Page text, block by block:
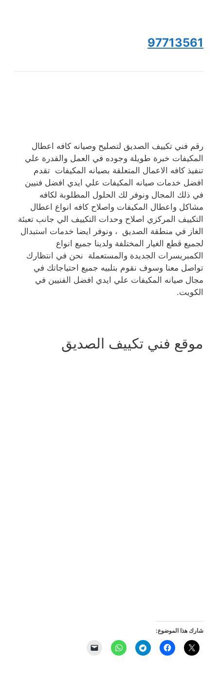
97713561
رقم فني تكييف الصديق لتصليح وصيانه كافه اعطال
المكيفات خبرة طويلة وجوده في العمل والقدرة علي
تنفيذ كافه الاعمال المتعلقة بصيانه المكيفات تقدم
افضل خدمات صيانه المكيفات علي ايدي افضل فنيين
في ذلك المجال ونوفر لك الحلول المطلوبة لكافه
مشاكل واعطال المكيفات واصلاح كافه انواع اعطال
التكييف المركزي اصلاح وحدات التكييف الي جانب تعبئة
الغاز في منطقة الصديق ، ونوفر ايضا خدمات استبدال
لجميع قطع الغيار المختلفة ولدينا جميع انواع
الكمبريسرات الجديدة والمستعملة نحن في انتظارك
تواصل معنا وسوف نقوم بتلبيه جميع احتياجاتك في
مجال صيانه المكيفات علي ايدي افضل الفنيين في
الكويت.
موقع فني تكييف الصديق
شارك هذا الموضوع: